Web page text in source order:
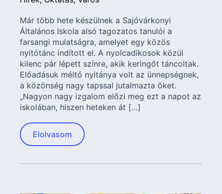
Már több hete készülnek a Sajóvárkonyi
Általános Iskola alsó tagozatos tanulói a
farsangi mulatságra, amelyet egy közös
nyitótánc indított el. A nyolcadikosok közül
kilenc pár lépett színre, akik keringőt táncoltak.
Előadásuk méltó nyitánya volt az ünnepségnek,
a közönség nagy tapssal jutalmazta őket.
„Nagyon nagy izgalom előzi meg ezt a napot az
iskolában, hiszen heteken át […]
Elolvasom